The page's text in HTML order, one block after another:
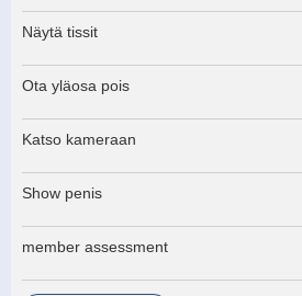
Näytä tissit
Ota yläosa pois
Katso kameraan
Show penis
member assessment